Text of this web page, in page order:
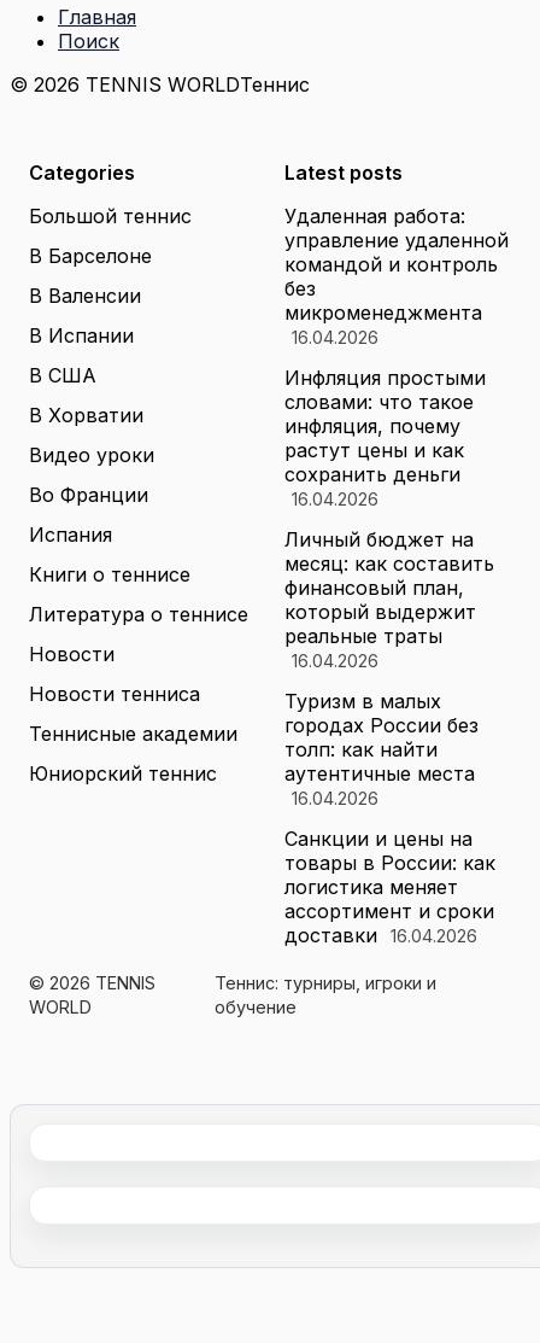
Главная
Поиск
© 2026 TENNIS WORLDТеннис
Categories
Большой теннис
В Барселоне
В Валенсии
В Испании
В США
В Хорватии
Видео уроки
Во Франции
Испания
Книги о теннисе
Литература о теннисе
Новости
Новости тенниса
Теннисные академии
Юниорский теннис
Latest posts
Удаленная работа:
управление удаленной
командой и контроль
без
микроменеджмента
16.04.2026
Инфляция простыми
словами: что такое
инфляция, почему
растут цены и как
сохранить деньги
16.04.2026
Личный бюджет на
месяц: как составить
финансовый план,
который выдержит
реальные траты
16.04.2026
Туризм в малых
городах России без
толп: как найти
аутентичные места
16.04.2026
Санкции и цены на
товары в России: как
логистика меняет
ассортимент и сроки
доставки
16.04.2026
© 2026 TENNIS
WORLD
Теннис: турниры, игроки и
обучение